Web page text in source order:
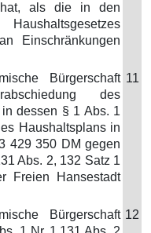
hat, als die in den
Einschränkungen
Bürgerschaft
des
dessen § 1 Abs. 1
Haushaltsplans in
429 350 DM gegen
Abs. 2, 132 Satz 1
Freien Hansestadt
11
Bürgerschaft 12